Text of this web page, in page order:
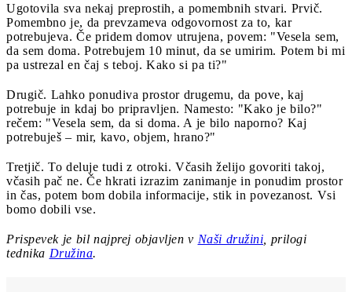
Ugotovila sva nekaj preprostih, a pomembnih stvari. Prvič.
Pomembno je, da prevzameva odgovornost za to, kar
potrebujeva. Če pridem domov utrujena, povem: "Vesela sem,
da sem doma. Potrebujem 10 minut, da se umirim. Potem bi mi
pa ustrezal en čaj s teboj. Kako si pa ti?"
Drugič. Lahko ponudiva prostor drugemu, da pove, kaj
potrebuje in kdaj bo pripravljen. Namesto: "Kako je bilo?"
rečem: "Vesela sem, da si doma. A je bilo naporno? Kaj
potrebuješ – mir, kavo, objem, hrano?"
Tretjič. To deluje tudi z otroki. Včasih želijo govoriti takoj,
včasih pač ne. Če hkrati izrazim zanimanje in ponudim prostor
in čas, potem bom dobila informacije, stik in povezanost. Vsi
bomo dobili vse.
Prispevek je bil najprej objavljen v Naši družini , prilogi
tednika Družina.